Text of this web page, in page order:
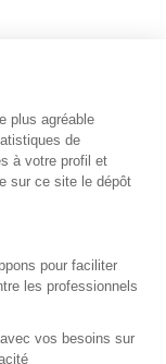
plus agréable
de
à votre profil et
sur ce site le dépôt
pour faciliter
les professionnels
vos besoins sur